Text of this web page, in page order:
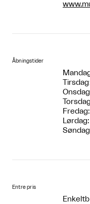
Åbningstider
Entre pris